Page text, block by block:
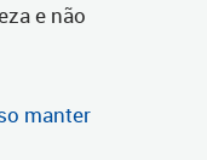
e não
manter